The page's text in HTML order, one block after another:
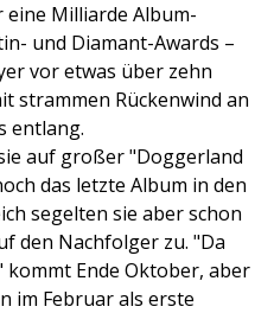
Milliarde Album-
und Diamant-Awards –
vor etwas über zehn
strammen Rückenwind an
entlang.
auf großer "Doggerland
das letzte Album in den
segelten sie aber schon
den Nachfolger zu. "Da
kommt Ende Oktober, aber
im Februar als erste